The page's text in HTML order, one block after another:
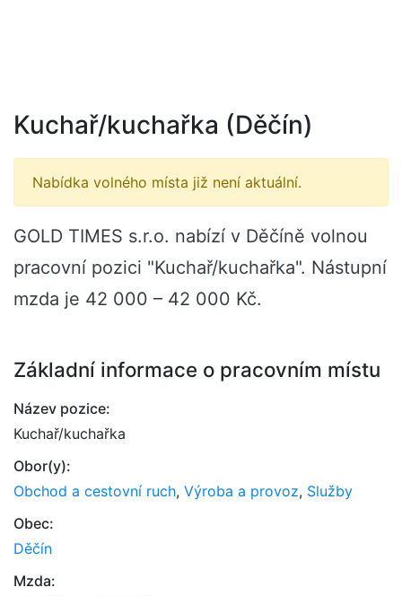
Kuchař/kuchařka (Děčín)
Nabídka volného místa již není aktuální.
GOLD TIMES s.r.o. nabízí v Děčíně volnou
pracovní pozici "Kuchař/kuchařka". Nástupní
mzda je 42 000 – 42 000 Kč.
Základní informace o pracovním místu
Název pozice:
Kuchař/kuchařka
Obor(y):
Obchod a cestovní ruch, Výroba a provoz, Služby
Obec:
Děčín
Mzda: